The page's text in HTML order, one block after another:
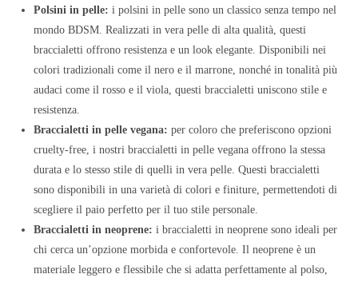
Polsini in pelle: i polsini in pelle sono un classico senza tempo nel
mondo BDSM. Realizzati in vera pelle di alta qualità, questi
braccialetti offrono resistenza e un look elegante. Disponibili nei
colori tradizionali come il nero e il marrone, nonché in tonalità più
audaci come il rosso e il viola, questi braccialetti uniscono stile e
resistenza.
Braccialetti in pelle vegana: per coloro che preferiscono opzioni
cruelty-free, i nostri braccialetti in pelle vegana offrono la stessa
durata e lo stesso stile di quelli in vera pelle. Questi braccialetti
sono disponibili in una varietà di colori e finiture, permettendoti di
scegliere il paio perfetto per il tuo stile personale.
Braccialetti in neoprene: i braccialetti in neoprene sono ideali per
chi cerca un’opzione morbida e confortevole. Il neoprene è un
materiale leggero e flessibile che si adatta perfettamente al polso,